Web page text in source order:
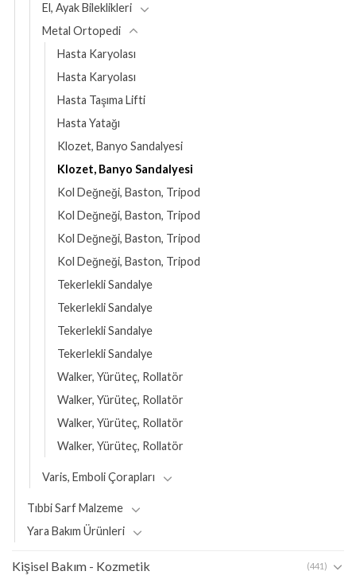
El, Ayak Bileklikleri
Metal Ortopedi
Hasta Karyolası
Hasta Karyolası
Hasta Taşıma Lifti
Hasta Yatağı
Klozet, Banyo Sandalyesi
Klozet, Banyo Sandalyesi
Kol Değneği, Baston, Tripod
Kol Değneği, Baston, Tripod
Kol Değneği, Baston, Tripod
Kol Değneği, Baston, Tripod
Tekerlekli Sandalye
Tekerlekli Sandalye
Tekerlekli Sandalye
Tekerlekli Sandalye
Walker, Yürüteç, Rollatör
Walker, Yürüteç, Rollatör
Walker, Yürüteç, Rollatör
Walker, Yürüteç, Rollatör
Varis, Emboli Çorapları
Tıbbi Sarf Malzeme
Yara Bakım Ürünleri
Kişisel Bakım - Kozmetik (441)